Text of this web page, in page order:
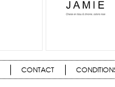
CONTACT